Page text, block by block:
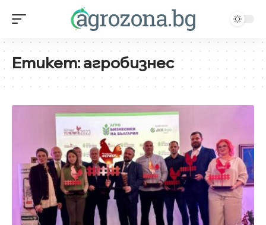
Етикет:агробизнес